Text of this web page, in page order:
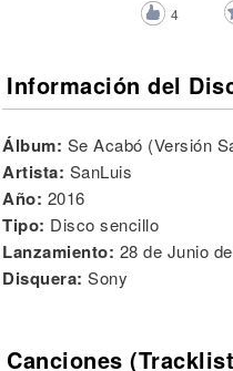
4
Información del
Álbum: Se Acabó (Versión
Artista: SanLuis
Año: 2016
Tipo: Disco sencillo
Lanzamiento: 28 de Junio
Disquera:Sony
Canciones